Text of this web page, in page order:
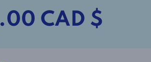
.00 CAD $